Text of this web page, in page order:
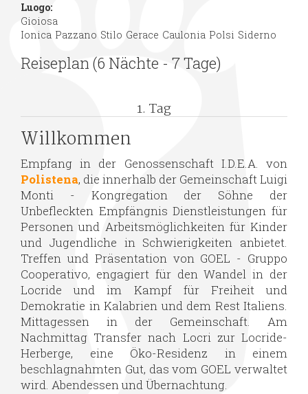
Luogo:
Gioiosa
Ionica Pazzano Stilo Gerace Caulonia Polsi Siderno
Reiseplan (6 Nächte - 7 Tage)
1. Tag
Willkommen
Empfang in der Genossenschaft I.D.E.A. von
Polistena, die innerhalb der Gemeinschaft Luigi
Monti - Kongregation der Söhne der
Unbefleckten Empfängnis Dienstleistungen für
Personen und Arbeitsmöglichkeiten für Kinder
und Jugendliche in Schwierigkeiten anbietet.
Treffen und Präsentation von GOEL - Gruppo
Cooperativo, engagiert für den Wandel in der
Locride und im Kampf für Freiheit und
Demokratie in Kalabrien und dem Rest Italiens.
Mittagessen in der Gemeinschaft. Am
Nachmittag Transfer nach Locri zur Locride-
Herberge, eine Öko-Residenz in einem
beschlagnahmten Gut, das vom GOEL verwaltet
wird. Abendessen und Übernachtung.